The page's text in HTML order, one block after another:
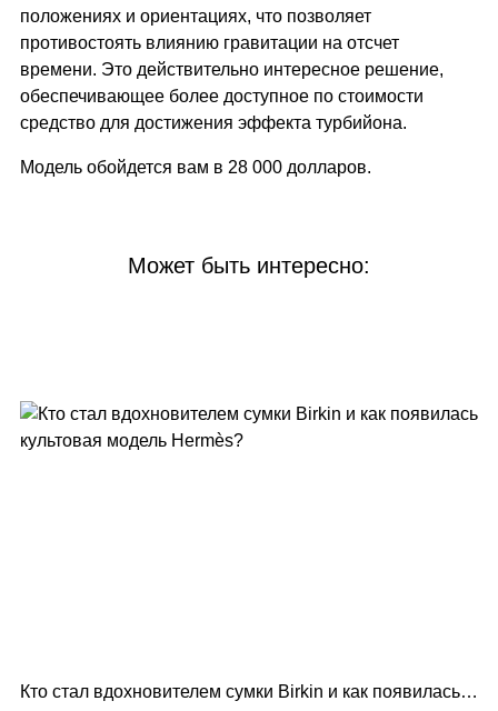
положениях и ориентациях, что позволяет
противостоять влиянию гравитации на отсчет
времени. Это действительно интересное решение,
обеспечивающее более доступное по стоимости
средство для достижения эффекта турбийона.
Модель обойдется вам в 28 000 долларов.
Может быть интересно:
Кто стал вдохновителем сумки Birkin и как появилась